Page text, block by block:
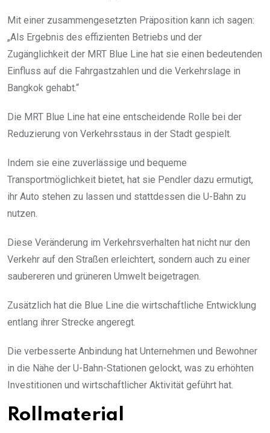
Mit einer zusammengesetzten Präposition kann ich sagen:
„Als Ergebnis des effizienten Betriebs und der
Zugänglichkeit der MRT Blue Line hat sie einen bedeutenden
Einfluss auf die Fahrgastzahlen und die Verkehrslage in
Bangkok gehabt.“
Die MRT Blue Line hat eine entscheidende Rolle bei der
Reduzierung von Verkehrsstaus in der Stadt gespielt.
Indem sie eine zuverlässige und bequeme
Transportmöglichkeit bietet, hat sie Pendler dazu ermutigt,
ihr Auto stehen zu lassen und stattdessen die U-Bahn zu
nutzen.
Diese Veränderung im Verkehrsverhalten hat nicht nur den
Verkehr auf den Straßen erleichtert, sondern auch zu einer
saubereren und grüneren Umwelt beigetragen.
Zusätzlich hat die Blue Line die wirtschaftliche Entwicklung
entlang ihrer Strecke angeregt.
Die verbesserte Anbindung hat Unternehmen und Bewohner
in die Nähe der U-Bahn-Stationen gelockt, was zu erhöhten
Investitionen und wirtschaftlicher Aktivität geführt hat.
Rollmaterial